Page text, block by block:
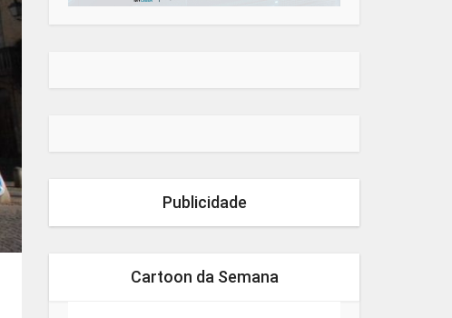
Publicidade
Cartoon da Semana